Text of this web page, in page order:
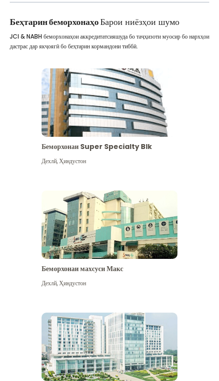
Беҳтарин беморхонаҳоБарои ниёзҳои шумо
JCI & NABH беморхонаҳои аккредитатсияшуда бо таҷҳизоти муосир бо нархҳои
дастрас дар якҷоягӣ бо беҳтарин кормандони тиббӣ.
Беморхонаи Super Specialty Blk
Дехлй,Ҳиндустон
Беморхонаи махсуси Макс
Дехлй,Ҳиндустон